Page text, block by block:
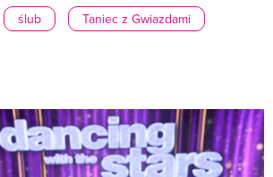
ślub Taniec z Gwiazdami